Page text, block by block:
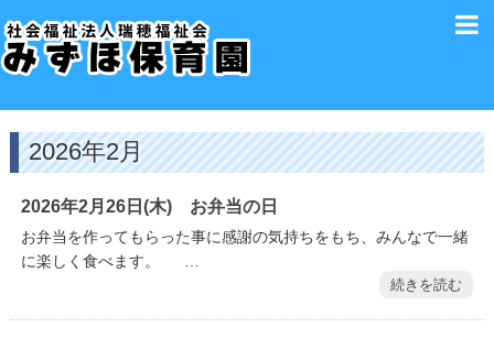
2026年2月
2026年2月26日(木) お弁当の日
お弁当を作ってもらった事に感謝の気持ちをもち、みんなで一緒
に楽しく食べます。 …
続きを読む